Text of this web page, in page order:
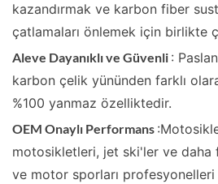
kazandırmak ve karbon fiber
çatlamaları önlemek için birlikte
Aleve Dayanıklı ve Güvenli :
karbon çelik yününden farklı
%100 yanmaz özelliktedir.
OEM Onaylı Performans
motosikletleri, jet ski'ler ve daha
ve motor sporları profesyonelleri